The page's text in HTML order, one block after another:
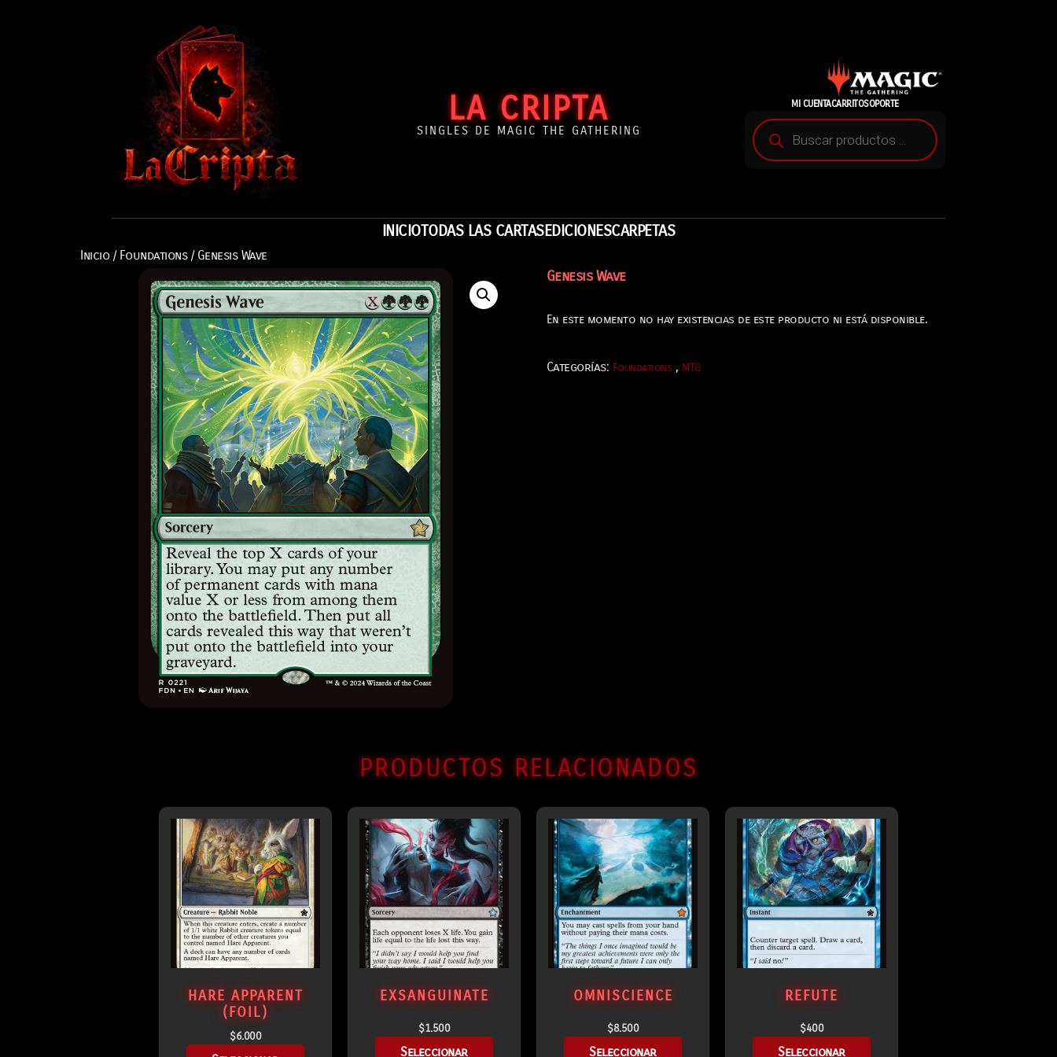
LA CRIPTA
SINGLES DE MAGIC THE GATHERING
MI CUENTACARRITOSOPORTE
INICIOTODAS LAS CARTASEDICIONESCARPETAS
Inicio/ Foundations/ Genesis Wave
Genesis Wave
En este momento no hay existencias de este producto ni está disponible.
Categorías: Foundations , MTG
PRODUCTOS RELACIONADOS
HARE APPARENT
(FOIL)
$6.000
EXSANGUINATE
$1.500
Seleccionar
OMNISCIENCE
$8.500
Seleccionar
REFUTE
$400
Seleccionar